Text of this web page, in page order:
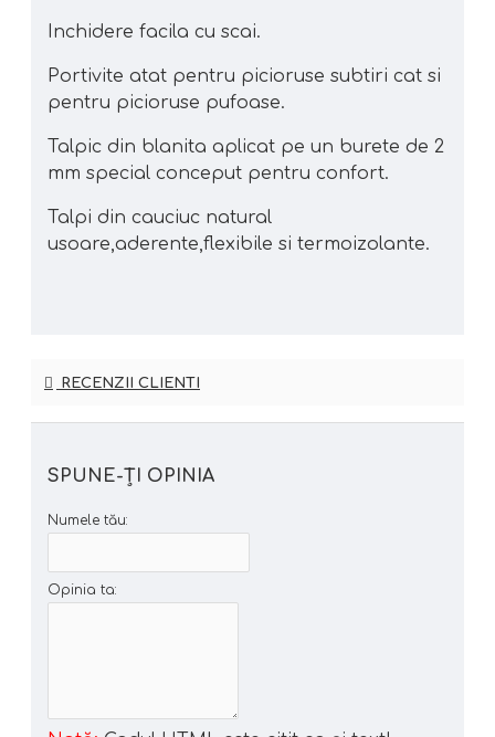
Inchidere facila cu scai.
Portivite atat pentru picioruse subtiri cat si
pentru picioruse pufoase.
Talpic din blanita aplicat pe un burete de 2
mm special conceput pentru confort.
Talpi din cauciuc natural
usoare,aderente,flexibile si termoizolante.
RECENZII CLIENTI
SPUNE-ŢI OPINIA
Numele tău:
Opinia ta: